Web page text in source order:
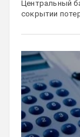
Центральный
сокрытии